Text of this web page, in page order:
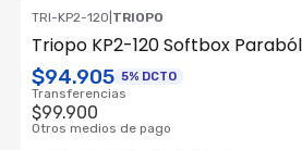
TRI-KP2-120 TRIOPO
Triopo KP2-120 Softbox
$94.905 5% DCTO
Transferencias
$99.900
Otros medios de pago